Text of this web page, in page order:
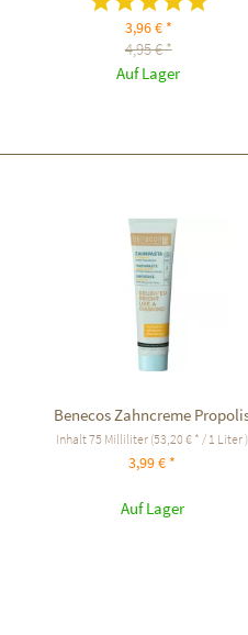
3,96 € *
4,95 € *
Auf Lager
Benecos Zahncreme
Inhalt75 Milliliter (53,20 € * / 1 Liter )
3,99 € *
Auf Lager